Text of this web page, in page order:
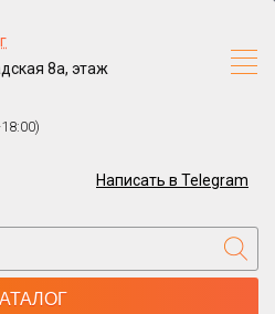
8а, этаж
Написать в Telegram